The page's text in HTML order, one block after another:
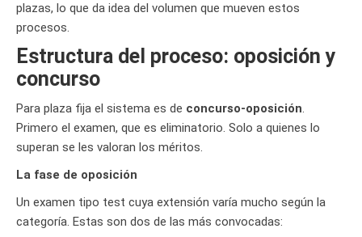
plazas, lo que da idea del volumen que mueven estos
procesos.
Estructura del proceso: oposición y
concurso
Para plaza fija el sistema es de concurso-oposición.
Primero el examen, que es eliminatorio. Solo a quienes lo
superan se les valoran los méritos.
La fase de oposición
Un examen tipo test cuya extensión varía mucho según la
categoría. Estas son dos de las más convocadas: